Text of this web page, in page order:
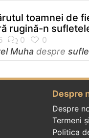
toamnei de
rugină-n
Muha despre
Despre
Despre
Termeni
Politica